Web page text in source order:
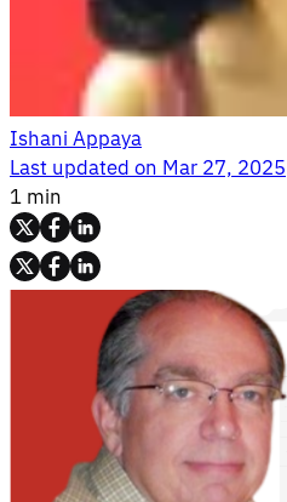
Ishani Appaya
Last updated onMar 27, 2025
1 min